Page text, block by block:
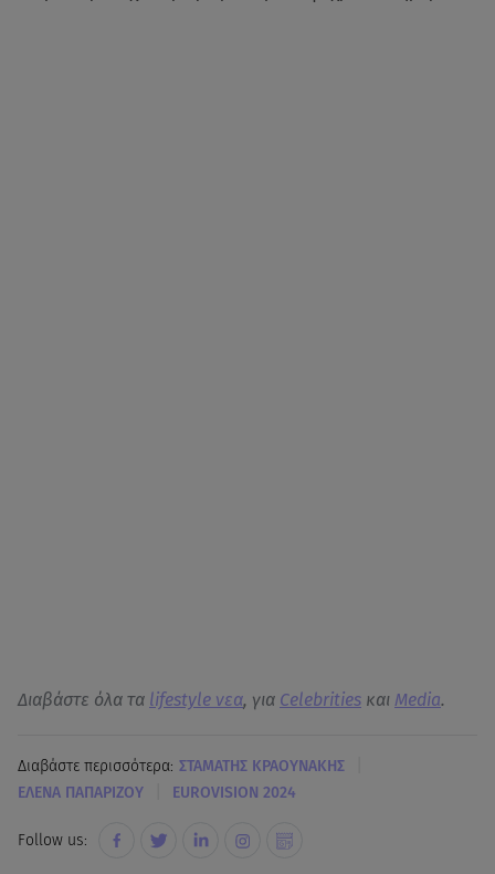
Διαβάστε όλα τα lifestyle νεα, για Celebrities και Media.
Διαβάστε περισσότερα: ΣΤΑΜΑΤΗΣ ΚΡΑΟΥΝΑΚΗΣ
ΕΛΕΝΑ ΠΑΠΑΡΙΖΟΥ ΕUROVISION 2024
Follow us: